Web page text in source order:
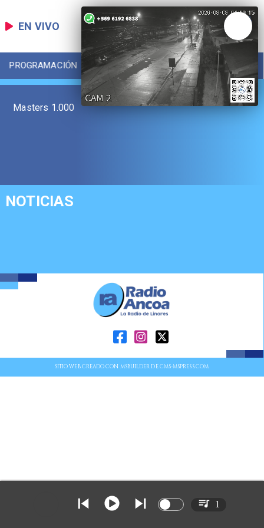
EN VIVO
PROGRAMACIÓN LOCAL DEPORTES
Masters 1.000
NOTICIAS
SITIO WEB CREADO CON MSBUILDER DE CMS-MSPRESS.COM
1